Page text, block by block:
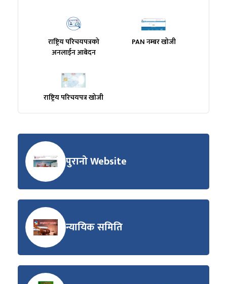
राष्ट्रिय परिचयपत्रको
अनलाईन आबेदन
PAN नम्बर खोजी
राष्ट्रिय परिचयपत्र खोजी
पुरानो Website
न्यायिक समिति